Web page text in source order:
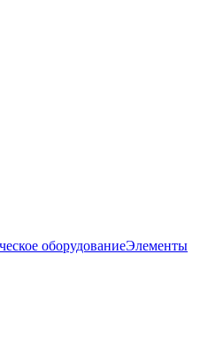
оборудованиеЭлементы